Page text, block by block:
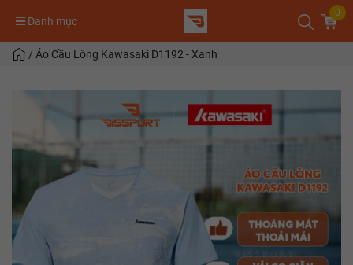
Danh mục
0
/ Áo Cầu Lông Kawasaki D1192 - Xanh